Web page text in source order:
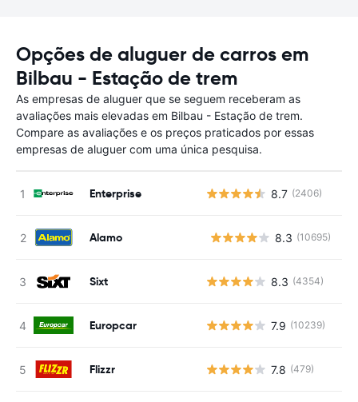
Opções de aluguer de carros em
Bilbau - Estação de trem
As empresas de aluguer que se seguem receberam as
avaliações mais elevadas em Bilbau - Estação de trem.
Compare as avaliações e os preços praticados por essas
empresas de aluguer com uma única pesquisa.
Enterprise 8.7 (2406)
Alamo 8.3 (10695)
Sixt 8.3 (4354)
Europcar 7.9 (10239)
Flizzr 7.8 (479)